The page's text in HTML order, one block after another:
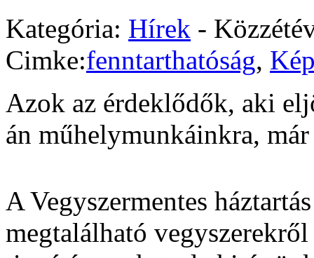
Kategória: Hírek -
Cimke:fenntarthatóság,
Azok az érdeklődők, aki
án műhelymunkáinkra,
A Vegyszermentes
megtalálható